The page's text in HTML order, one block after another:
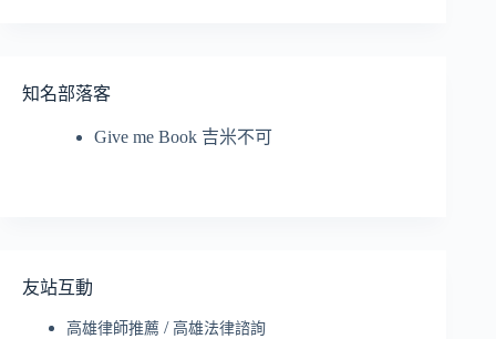
知名部落客
Give me Book 吉米不可
友站互動
高雄律師推薦 / 高雄法律諮詢